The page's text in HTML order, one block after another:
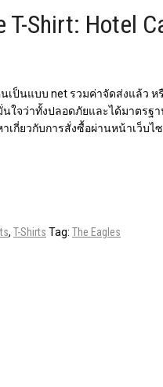
T-Shirt: Hotel
เป็นแบบ net รวมค่าจัดส่งแล้ว
นใจว่าทั้งปลอดภัยและได้มาตร
กี่ยวกับการสั่งซื้อผ่านหน้าเว็บ
, T-Shirts Tag: The Eagles